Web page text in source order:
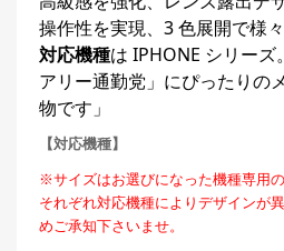
操作性を実現、3 色展開で様
対応機種は IPHONE シリー
アリー通勤党」にぴったりの
物です」
【対応機種】
※サイズはお選びになった機種専用
それぞれ対応機種によりデザインが
めご承知下さいませ。